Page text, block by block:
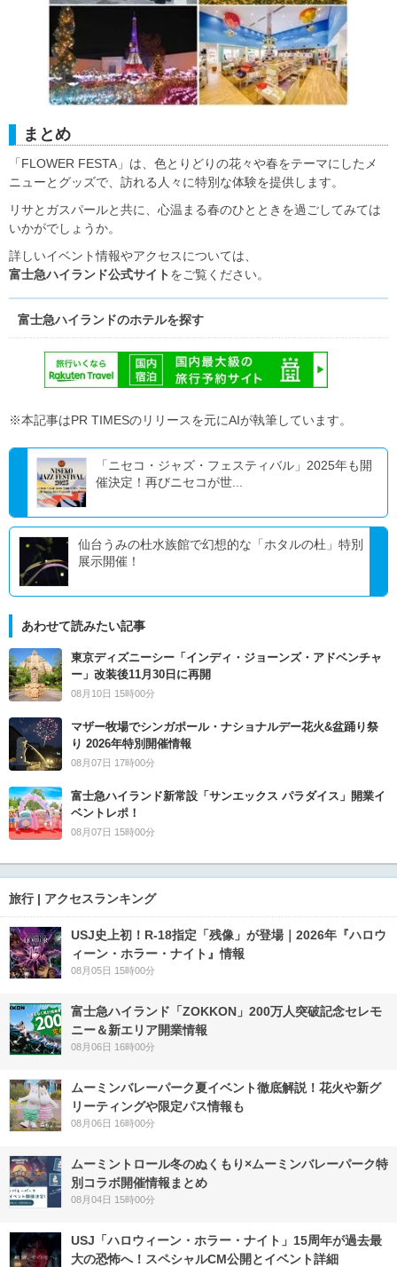
まとめ
「FLOWER FESTA」は、色とりどりの花々や春をテーマにしたメ
ニューとグッズで、訪れる人々に特別な体験を提供します。
リサとガスパールと共に、心温まる春のひとときを過ごしてみては
いかがでしょうか。
詳しいイベント情報やアクセスについては、
富士急ハイランド公式サイト をご覧ください。
富士急ハイランドのホテルを探す
※本記事はPR TIMESのリリースを元にAIが執筆しています。
「ニセコ・ジャズ・フェスティバル」2025年も開
催決定！再びニセコが世...
仙台うみの杜水族館で幻想的な「ホタルの杜」特別
展示開催！
あわせて読みたい記事
東京ディズニーシー「インディ・ジョーンズ・アドベンチャ
ー」改装後11月30日に再開
08月10日 15時00分
マザー牧場でシンガポール・ナショナルデー花火&盆踊り祭
り 2026年特別開催情報
08月07日 17時00分
富士急ハイランド新常設「サンエックス パラダイス」開業イ
ベントレポ！
08月07日 15時00分
旅行 | アクセスランキング
USJ史上初！R-18指定「残像」が登場｜2026年『ハロウ
ィーン・ホラー・ナイト』情報
08月05日 15時00分
富士急ハイランド「ZOKKON」200万人突破記念セレモ
ニー＆新エリア開業情報
08月06日 16時00分
ムーミンバレーパーク夏イベント徹底解説！花火や新グ
リーティングや限定パス情報も
08月06日 16時00分
ムーミントロール冬のぬくもり×ムーミンバレーパーク特
別コラボ開催情報まとめ
08月04日 15時00分
USJ「ハロウィーン・ホラー・ナイト」15周年が過去最
大の恐怖へ！スペシャルCM公開とイベント詳細